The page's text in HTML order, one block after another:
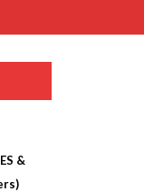
&